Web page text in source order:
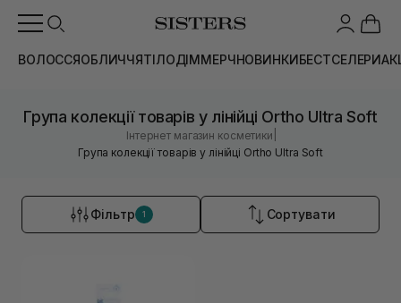
ВОЛОССЯОБЛИЧЧЯТІЛОДІММЕРЧНОВИНКИБЕСТСЕЛЕРИ
Група колекції товарів у лінійці Ortho Ultra Soft
Інтернет магазин косметики
Група колекції товарів у лінійці Ortho Ultra Soft
Фільтр 1 Сортувати